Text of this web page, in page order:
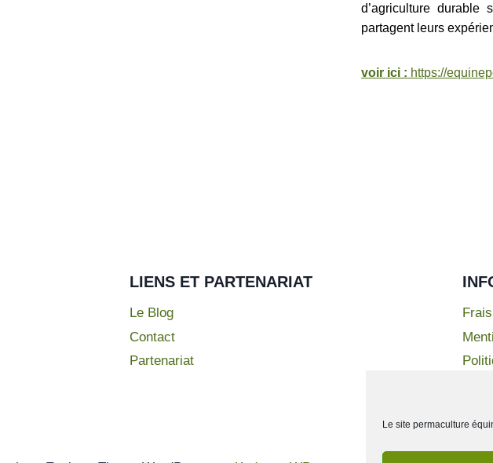
Le site permaculture
d’agriculture durable
partagent leurs
voir ici : https://
LIENS ET PARTENARIAT
Le Blog
Contact
Partenariat